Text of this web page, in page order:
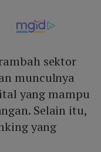
sektor
munculnya
yang mampu
Selain itu,
yang